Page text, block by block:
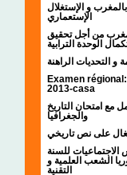
و الإستغلال
الإستعماري
من أجل تحقيق
الوحدة الترابية
و التحديات الراهنة
Examen
2013-casa
مع امتحان التاريخ
والجغرافيا
على نص تاريخي
للسنة
الشعب العلمية و
التقنية